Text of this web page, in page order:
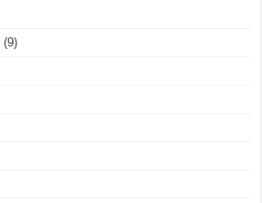
(9)